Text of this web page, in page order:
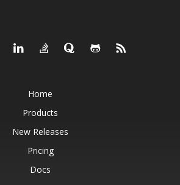
Home
Products
New Releases
Pricing
Docs